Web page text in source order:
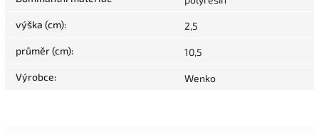
výška (cm): 2,5
průměr (cm): 10,5
Výrobce: Wenko